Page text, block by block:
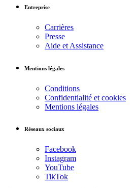
Entreprise
Carrières
Presse
Aide et Assistance
Mentions légales
Conditions
Confidentialité et cookies
Mentions légales
Réseaux sociaux
Facebook
Instagram
YouTube
TikTok